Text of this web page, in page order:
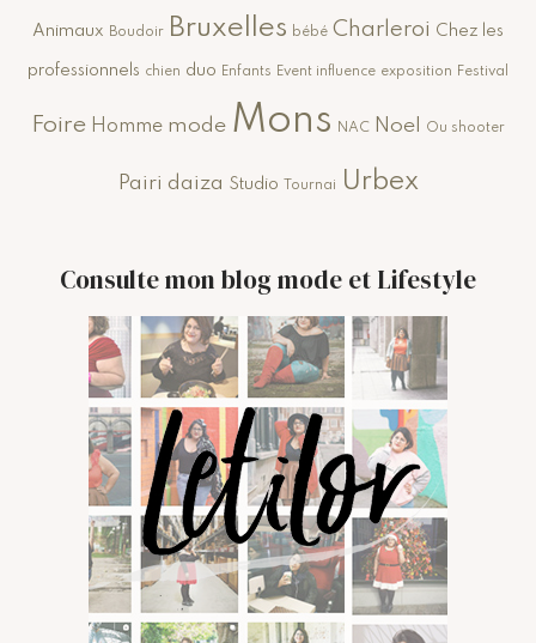
Animaux Boudoir Bruxelles bébé Charleroi Chez les
professionnels chien duo Enfants Event influence exposition Festival
Foire Homme mode Mons NAC Noel Ou shooter
Pairi daiza Studio Tournai Urbex
Consulte mon blog mode et Lifestyle